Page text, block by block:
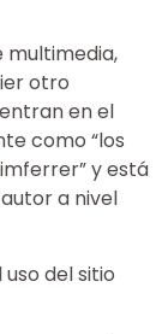
multimedia,
otro
en el
como “los
y está
a nivel
del sitio